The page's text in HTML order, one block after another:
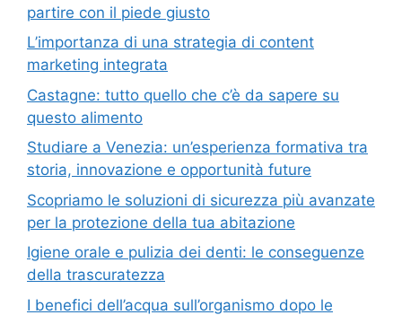
partire con il piede giusto
L’importanza di una strategia di content
marketing integrata
Castagne: tutto quello che c’è da sapere su
questo alimento
Studiare a Venezia: un’esperienza formativa tra
storia, innovazione e opportunità future
Scopriamo le soluzioni di sicurezza più avanzate
per la protezione della tua abitazione
Igiene orale e pulizia dei denti: le conseguenze
della trascuratezza
I benefici dell’acqua sull’organismo dopo le